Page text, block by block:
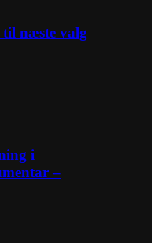
til næste valg
i
–